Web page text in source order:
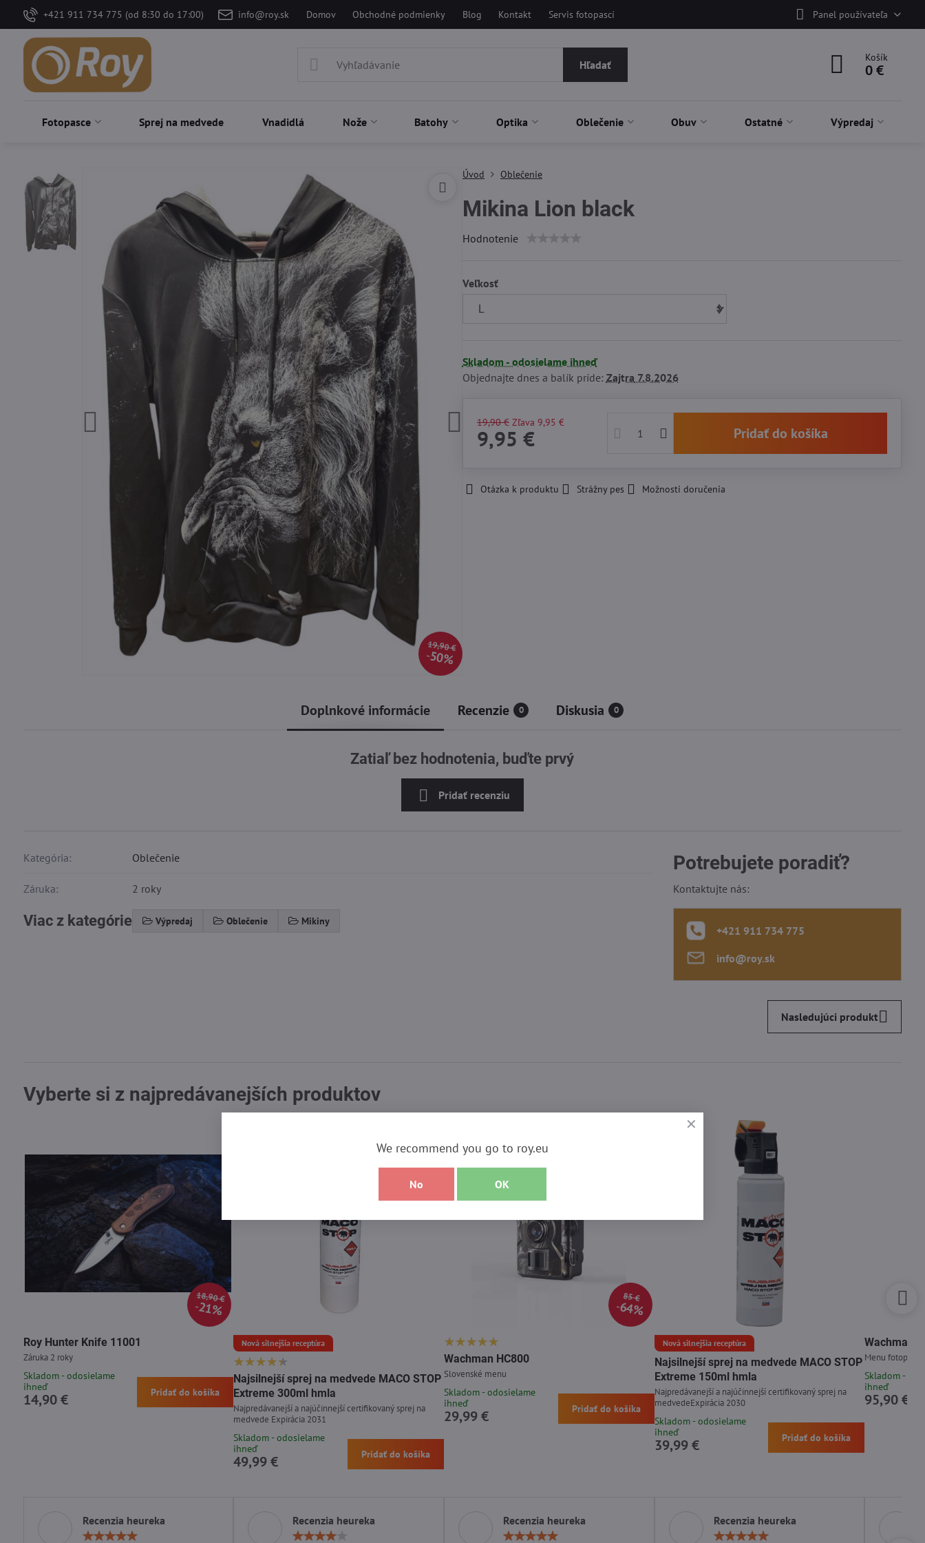
+421 911 734 775 (od 8:30 do 17:00) info@roy.sk Domov Obchodné podmienky Blog Kontakt Servis fotopascí Panel používateľa
Hľadať
Košík
0 €
Fotopasce Sprej na medvede Vnadidlá Nože Batohy Optika Oblečenie Obuv Ostatné Výpredaj
19,90 €
50%
Úvod Oblečenie
Mikina Lion black
Hodnotenie
Veľkosť
Skladom - odosielame ihneď
Objednajte dnes a balík príde: Zajtra 7.8.2026
19,90 € Zľava 9,95 €
9,95 € Pridať do košíka
Otázka k produktu Strážny pes Možnosti doručenia
Doplnkové informácie Recenzie 0 Diskusia 0
Zatiaľ bez hodnotenia, buďte prvý
Pridať recenziu
Kategória: Oblečenie
Záruka: 2 roky
Viac z kategórie Výpredaj Oblečenie Mikiny
Potrebujete poradiť?
Kontaktujte nás:
+421 911 734 775
info​@roy​.sk
Nasledujúci produkt
Vyberte si z najpredávanejších produktov
18,90 €
21%
Roy Hunter Knife 11001
Záruka 2 roky
Skladom - odosielame
ihneď
14,90 € Pridať do košíka
Nová silnejšia receptúra
Najsilnejší sprej na medvede MACO STOP
Extreme 300ml hmla
Najpredávanejší a najúčinnejší certifikovaný sprej na
medvede Expirácia 2031
Skladom - odosielame
ihneď
49,99 € Pridať do košíka
85 €
64%
Wachman HC800
Slovenské menu
Skladom - odosielame
ihneď
29,99 € Pridať do košíka
Nová silnejšia receptúra
Najsilnejší sprej na medvede MACO STOP
Extreme 150ml hmla
Najpredávanejší a najúčinnejší certifikovaný sprej na
medvedeExpirácia 2030
Skladom - odosielame
ihneď
39,99 € Pridať do košíka
Wachman
Menu
Skladom -
ihneď
95,90 €
Recenzia heureka
Recenzia heureka
Recenzia heureka
Recenzia heureka
We recommend you go to roy.eu
No OK